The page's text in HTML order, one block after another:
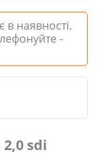
в наявності.
-
sdi